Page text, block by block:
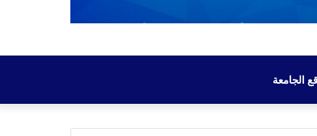
الجامعة